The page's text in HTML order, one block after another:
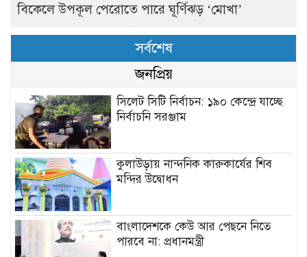
বিকেলে উপকূল পেরোতে পারে ঘূর্ণিঝড় ‘মোখা’
সর্বশেষ
জনপ্রিয়
সিলেট সিটি নির্বাচন: ১৯০ কেন্দ্রে যাচ্ছে
নির্বাচনি সরঞ্জাম
কুলাউড়ায় নান্দনিক কারুকার্যের শিব
মন্দির উদ্বোধন
বাংলাদেশকে কেউ আর পেছনে নিতে
পারবে না: প্রধানমন্ত্রী